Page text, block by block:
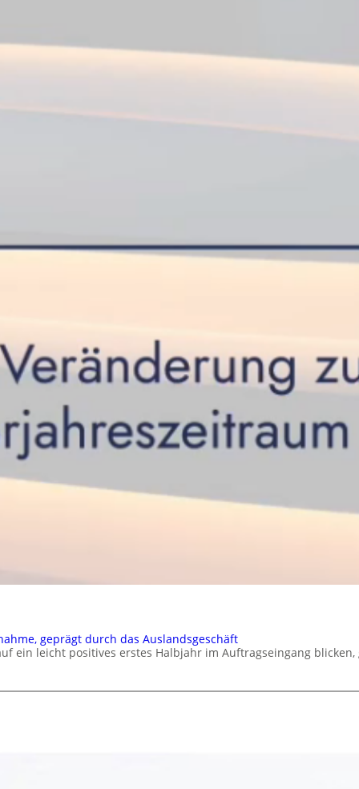
geprägt durch das Auslandsgeschäft
ein leicht positives erstes Halbjahr im Auftragseingang